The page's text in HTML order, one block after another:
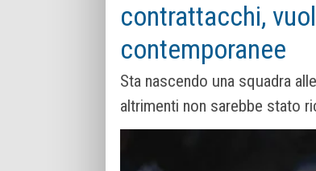
contrattacchi,
contemporanee
Sta nascendo una squadra
altrimenti non sarebbe stato